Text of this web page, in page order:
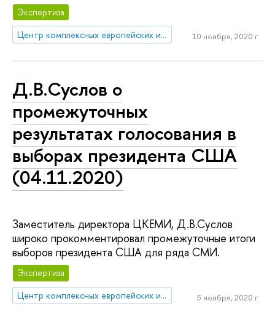
Экспертиза
Центр комплексных европейских и международных исследований (ЦКЕМИ)
10 ноября, 2020 г.
Д.В.Суслов о
промежуточных
результатах голосования в
выборах президента США
(04.11.2020)
Заместитель директора ЦКЕМИ, Д.В.Суслов
широко прокомментировал промежуточные итоги
выборов президента США для ряда СМИ.
Экспертиза
Центр комплексных европейских и международных исследований (ЦКЕМИ)
5 ноября, 2020 г.